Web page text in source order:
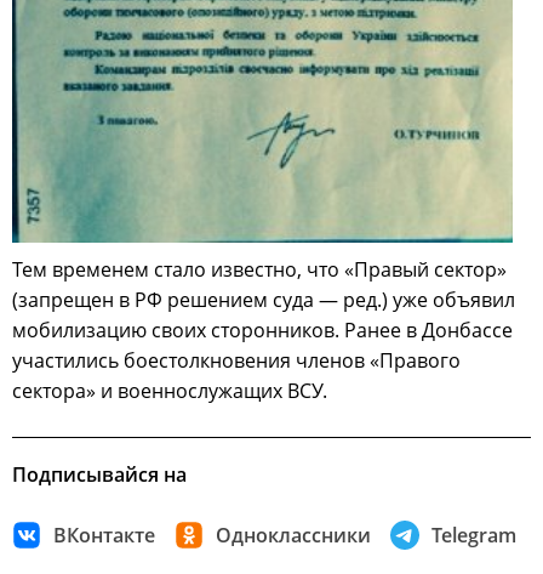
Тем временем стало известно, что «Правый сектор»
(запрещен в РФ решением суда — ред.) уже объявил
мобилизацию своих сторонников. Ранее в Донбассе
участились боестолкновения членов «Правого
сектора» и военнослужащих ВСУ.
Подписывайся на
ВКонтакте Одноклассники Telegram